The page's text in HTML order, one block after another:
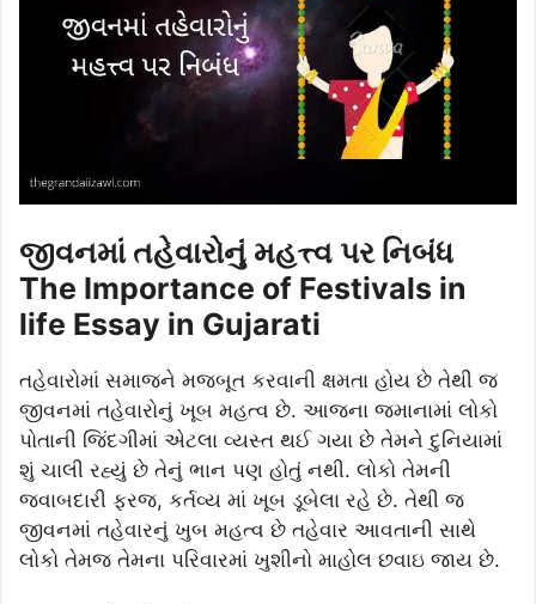
જીવનમાં તહેવારોનું મહત્ત્વ પર નિબંધ
The Importance of Festivals in
life Essay in Gujarati
તહેવારોમાં સમાજને મજબૂત કરવાની ક્ષમતા હોય છે તેથી જ
જીવનમાં તહેવારોનું ખૂબ મહત્વ છે. આજના જમાનામાં લોકો
પોતાની જિંદગીમાં એટલા વ્યસ્ત થઈ ગયા છે તેમને દુનિયામાં
શું ચાલી રહ્યું છે તેનું ભાન પણ હોતું નથી. લોકો તેમની
જવાબદારી ફરજ, કર્તવ્ય માં ખૂબ ડૂબેલા રહે છે. તેથી જ
જીવનમાં તહેવારનું ખુબ મહત્વ છે તહેવાર આવતાની સાથે
લોકો તેમજ તેમના પરિવારમાં ખુશીનો માહોલ છવાઇ જાય છે.